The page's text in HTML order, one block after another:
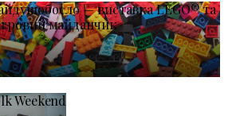
— виставка LEGO® та
майданчик
Weekend